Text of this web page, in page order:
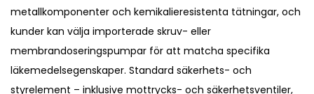
metallkomponenter och kemikalieresistenta tätningar, och
kunder kan välja importerade skruv- eller
membrandoseringspumpar för att matcha specifika
läkemedelsegenskaper. Standard säkerhets- och
styrelement – ​​inklusive mottrycks- och säkerhetsventiler,